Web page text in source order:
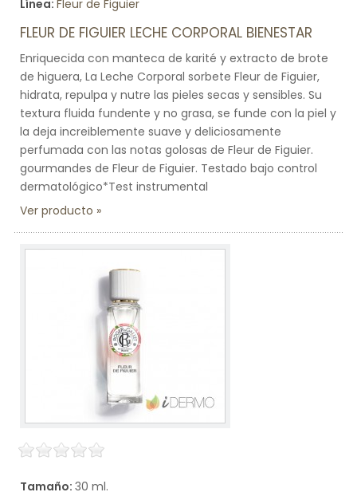
Línea: Fleur de Figuier
FLEUR DE FIGUIER LECHE CORPORAL BIENESTAR
Enriquecida con manteca de karité y extracto de brote
de higuera, La Leche Corporal sorbete Fleur de Figuier,
hidrata, repulpa y nutre las pieles secas y sensibles. Su
textura fluida fundente y no grasa, se funde con la piel y
la deja increiblemente suave y deliciosamente
perfumada con las notas golosas de Fleur de Figuier.
gourmandes de Fleur de Figuier. Testado bajo control
dermatológico*Test instrumental
Ver producto
Tamaño: 30 ml.